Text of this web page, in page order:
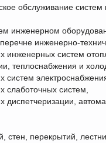
обслуживание
инженерном
инженерно-
инженерных систем
теплоснабжения и
систем
слаботочных систем,
диспетчеризации,
стен, перекрытий,